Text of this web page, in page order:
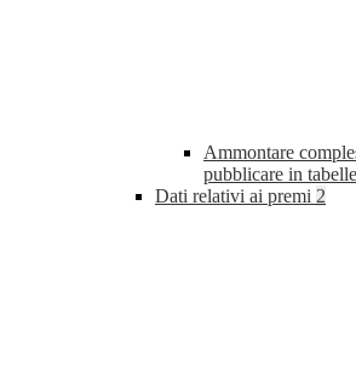
Ammontare
pubblicare in
Dati relativi ai premi 2